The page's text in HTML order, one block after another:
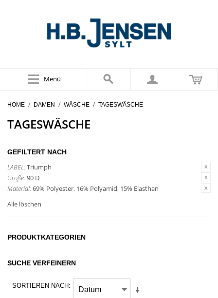
Menü
HOME / DAMEN / WÄSCHE / TAGESWÄSCHE
TAGESWÄSCHE
GEFILTERT NACH
LABEL:Triumph
Größe:90 D
Material:69% Polyester, 16% Polyamid, 15% Elasthan
Alle löschen
PRODUKTKATEGORIEN
SUCHE VERFEINERN
SORTIEREN NACH